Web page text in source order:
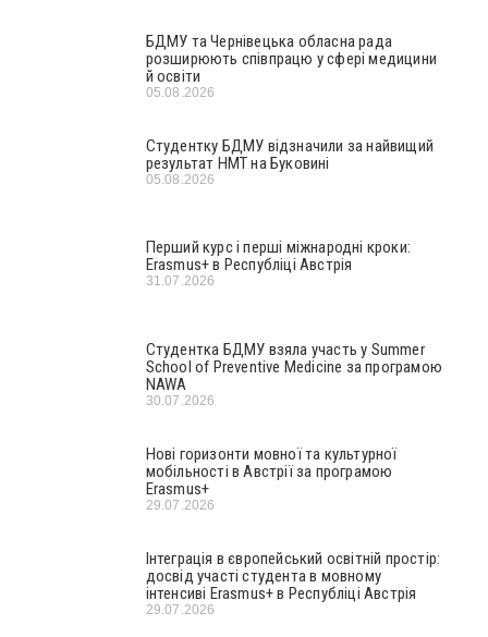
БДМУ та Чернівецька обласна рада
розширюють співпрацю у сфері медицини
й освіти
05.08.2026
Студентку БДМУ відзначили за найвищий
результат НМТ на Буковині
05.08.2026
Перший курс і перші міжнародні кроки:
Erasmus+ в Республіці Австрія
31.07.2026
Студентка БДМУ взяла участь у Summer
School of Preventive Medicine за програмою
NAWA
30.07.2026
Нові горизонти мовної та культурної
мобільності в Австрії за програмою
Erasmus+
29.07.2026
Інтеграція в європейський освітній простір:
досвід участі студента в мовному
інтенсиві Erasmus+ в Республіці Австрія
29.07.2026